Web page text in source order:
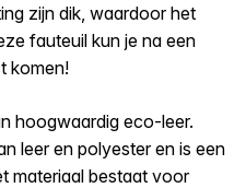
zijn dik, waardoor het
fauteuil kun je na een
komen!
hoogwaardig eco-leer.
leer en polyester en is een
materiaal bestaat voor